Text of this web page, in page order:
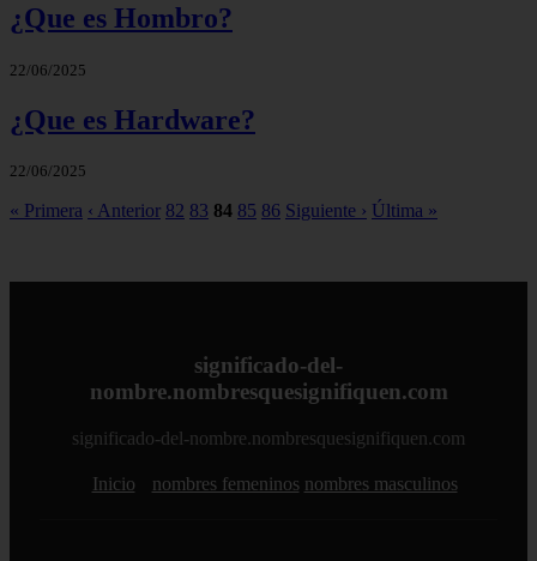
¿Que es Hombro?
22/06/2025
¿Que es Hardware?
22/06/2025
« Primera ‹ Anterior 82 83 84 85 86 Siguiente › Última »
significado-del-
nombre.nombresquesignifiquen.com
significado-del-nombre.nombresquesignifiquen.com
Inicio nombres femeninos nombres masculinos